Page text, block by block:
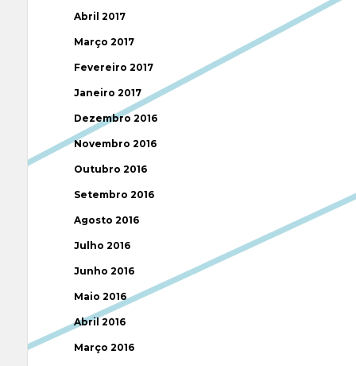
Abril 2017
Março 2017
Fevereiro 2017
Janeiro 2017
Dezembro 2016
Novembro 2016
Outubro 2016
Setembro 2016
Agosto 2016
Julho 2016
Junho 2016
Maio 2016
Abril 2016
Março 2016